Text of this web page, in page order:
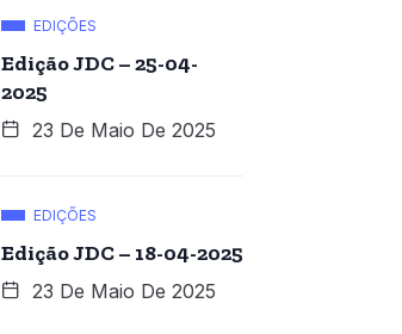
EDIÇÕES
Edição JDC – 25-04-
2025
23 De Maio De 2025
EDIÇÕES
Edição JDC – 18-04-2025
23 De Maio De 2025